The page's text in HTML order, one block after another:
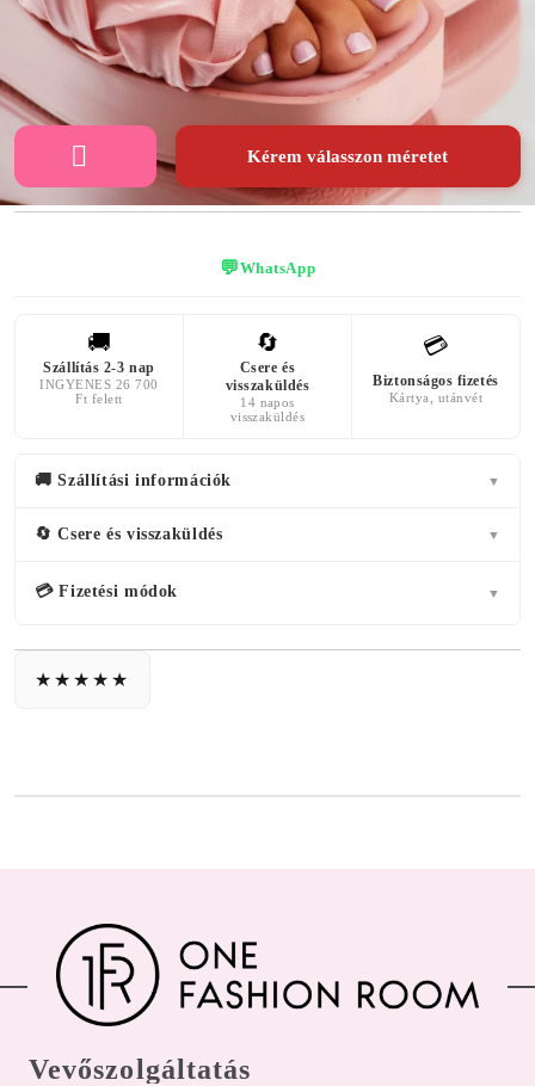
SZÍN
rózsaszín
ÎNĂLȚIMEA
PLATFORMEI
7 centiméter
AZ ELÜLSŐ
PLATFORM
MAGASSÁGA
3 centiméter
Kérem válasszon méretet
💬WhatsApp
🚚
Szállítás 2-3 nap
INGYENES 26 700
Ft felett
🔄
Csere és
visszaküldés
14 napos
visszaküldés
💳
Biztonságos fizetés
Kártya, utánvét
🚚 Szállítási információk ▼
🔄 Csere és visszaküldés ▼
💳 Fizetési módok ▼
Vevőszolgáltatás